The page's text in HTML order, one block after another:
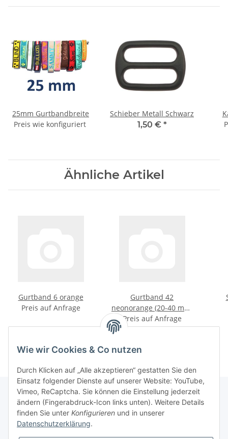
25mm Gurtbandbreite
Preis wie konfiguriert
Schieber Metall Schwarz
1,50 € *
Ähnliche Artikel
Gurtband 6 orange
Preis auf Anfrage
Gurtband 42
neonorange (20-40 mm,
nicht bestickbar)
Preis auf Anfrage
Informationen
Wie wir Cookies & Co nutzen
Durch Klicken auf „Alle akzeptieren“ gestatten Sie den
Einsatz folgender Dienste auf unserer Website: YouTube,
Vimeo, ReCaptcha. Sie können die Einstellung jederzeit
ändern (Fingerabdruck-Icon links unten). Weitere Details
finden Sie unter Konfigurieren und in unserer
Datenschutzerklärung.